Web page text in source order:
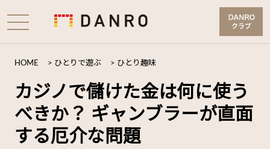
HOME > ひとりで遊ぶ > ひとり趣味
カジノで儲けた金は何に使う
べきか？ ギャンブラーが直面
する厄介な問題